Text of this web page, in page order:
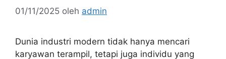
01/11/2025 oleh admin
Dunia industri modern tidak hanya mencari
karyawan terampil, tetapi juga individu yang